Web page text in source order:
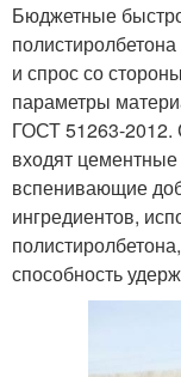
Бюджетные
и спрос со
параметры
ГОСТ 51263-2012.
входят
вспенивающие
ингредиентов,
способность